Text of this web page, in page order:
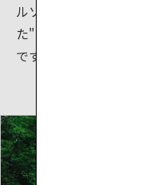
ルソースと言われるシ
た"苔の森"や屋久島の
です。